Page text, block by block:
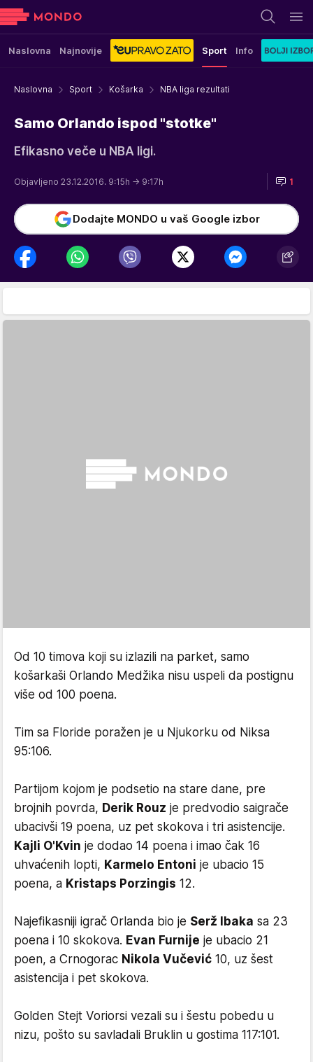
Naslovna Najnovije Sport Info
Naslovna Sport Košarka NBA liga rezultati
Samo Orlando ispod "stotke"
Efikasno veče u NBA ligi.
Objavljeno 23.12.2016. 9:15h → 9:17h 1
Dodajte MONDO u vaš Google izbor
Od 10 timova koji su izlazili na parket, samo
košarkaši Orlando Medžika nisu uspeli da postignu
više od 100 poena.
Tim sa Floride poražen je u Njukorku od Niksa
95:106.
Partijom kojom je podsetio na stare dane, pre
brojnih povrda, Derik Rouz je predvodio saigrače
ubacivši 19 poena, uz pet skokova i tri asistencije.
Kajli O'Kvin je dodao 14 poena i imao čak 16
uhvaćenih lopti, Karmelo Entoni je ubacio 15
poena, a Kristaps Porzingis 12.
Najefikasniji igrač Orlanda bio je Serž Ibaka sa 23
poena i 10 skokova. Evan Furnije je ubacio 21
poen, a Crnogorac Nikola Vučević 10, uz šest
asistencija i pet skokova.
Golden Stejt Voriorsi vezali su i šestu pobedu u
nizu, pošto su savladali Bruklin u gostima 117:101.